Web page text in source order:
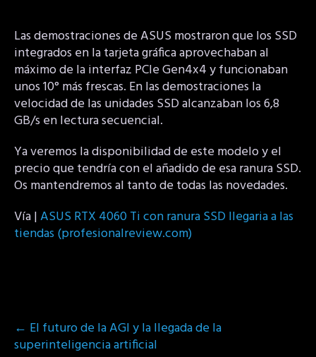
Las demostraciones de ASUS mostraron que los SSD
integrados en la tarjeta gráfica aprovechaban al
máximo de la interfaz PCIe Gen4x4 y funcionaban
unos 10° más frescas. En las demostraciones la
velocidad de las unidades SSD alcanzaban los 6,8
GB/s en lectura secuencial.
Ya veremos la disponibilidad de este modelo y el
precio que tendría con el añadido de esa ranura SSD.
Os mantendremos al tanto de todas las novedades.
Vía |ASUS RTX 4060 Ti con ranura SSD llegaria a las
tiendas (profesionalreview.com)
Post
navigation
← El futuro de la AGI y la llegada de la
superinteligencia artificial